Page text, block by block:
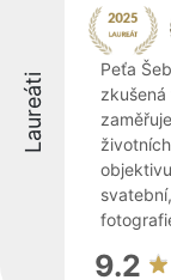
Laureáti
Peťa
9.2